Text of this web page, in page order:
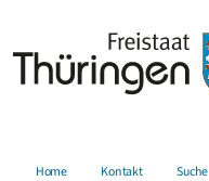
Home Kontakt Suche